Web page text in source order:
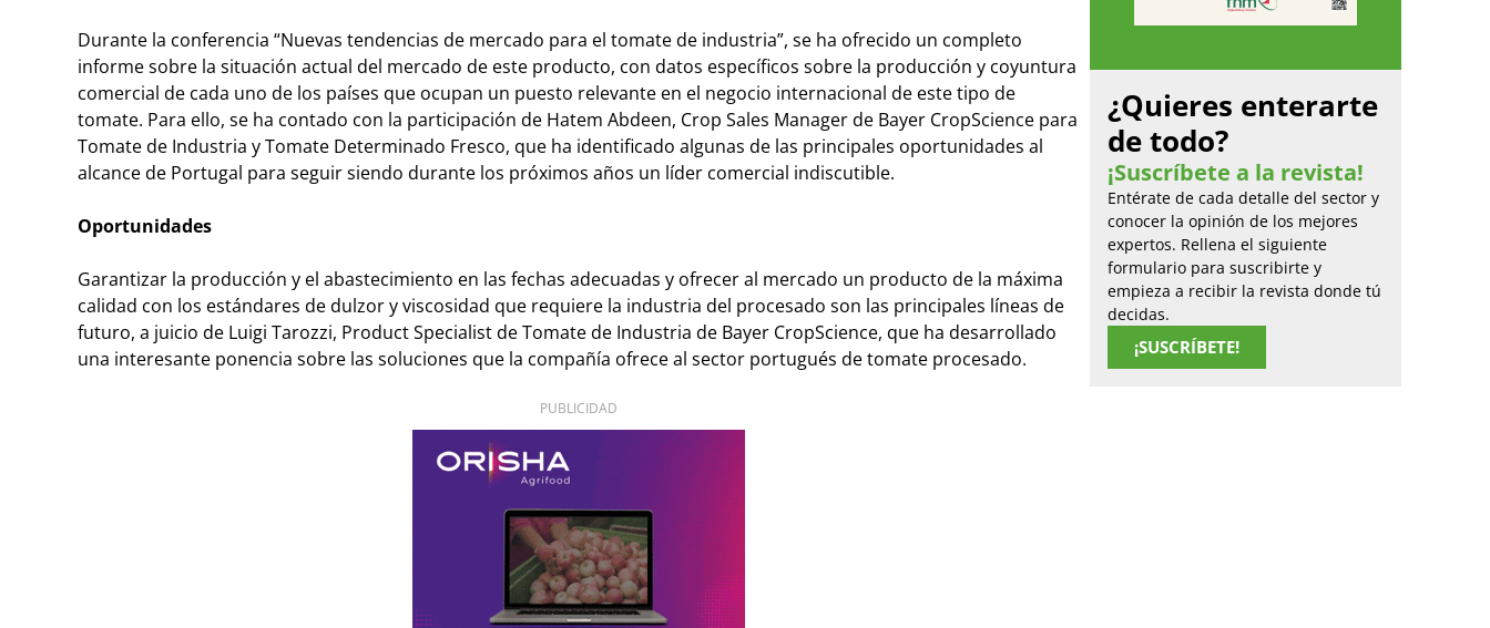
Durante la conferencia “Nuevas tendencias de mercado para el tomate de industria”, se ha ofrecido un completo
informe sobre la situación actual del mercado de este producto, con datos específicos sobre la producción y coyuntura
comercial de cada uno de los países que ocupan un puesto relevante en el negocio internacional de este tipo de
tomate. Para ello, se ha contado con la participación de Hatem Abdeen, Crop Sales Manager de Bayer CropScience para
Tomate de Industria y Tomate Determinado Fresco, que ha identificado algunas de las principales oportunidades al
alcance de Portugal para seguir siendo durante los próximos años un líder comercial indiscutible.
Oportunidades
Garantizar la producción y el abastecimiento en las fechas adecuadas y ofrecer al mercado un producto de la máxima
calidad con los estándares de dulzor y viscosidad que requiere la industria del procesado son las principales líneas de
futuro, a juicio de Luigi Tarozzi, Product Specialist de Tomate de Industria de Bayer CropScience, que ha desarrollado
una interesante ponencia sobre las soluciones que la compañía ofrece al sector portugués de tomate procesado.
PUBLICIDAD
¿Quieres enterarte
de todo?
¡Suscríbete a la revista!
Entérate de cada detalle del sector y
conocer la opinión de los mejores
expertos. Rellena el siguiente
formulario para suscribirte y
empieza a recibir la revista donde tú
decidas.
¡SUSCRÍBETE!